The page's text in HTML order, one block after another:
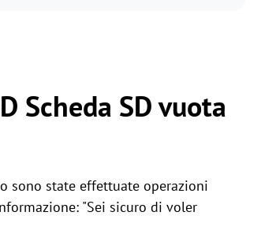
Scheda SD vuota
sono state effettuate operazioni
"Sei sicuro di voler